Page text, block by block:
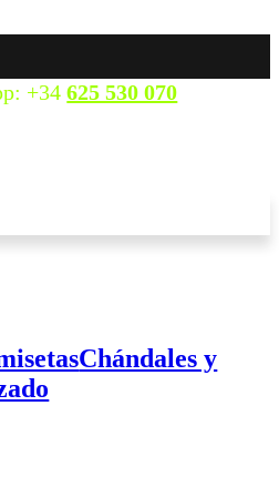
+34 625 530 070
Chándales y